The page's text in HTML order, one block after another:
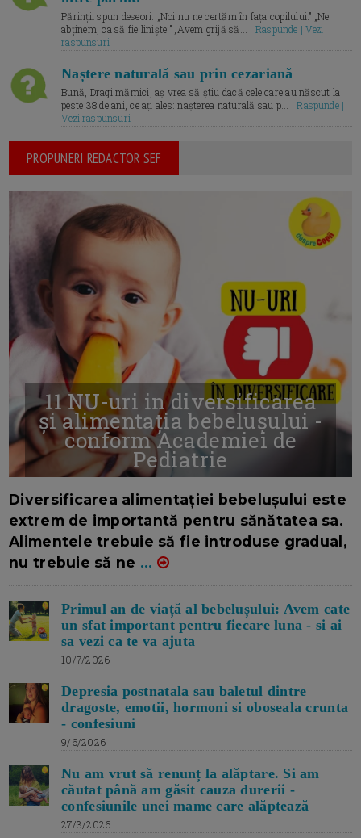
Părinții spun deseori: „Noi nu ne certăm în fața copilului.” „Ne
abținem, ca să fie liniște.” „Avem grijă să... | Raspunde | Vezi
raspunsuri
Naștere naturală sau prin cezariană
Bună, Dragi mămici, aș vrea să știu dacă cele care au născut la
peste 38 de ani, ce ați ales: nașterea naturală sau p... |Raspunde |
Vezi raspunsuri
PROPUNERI REDACTOR SEF
11 NU-uri in diversificarea
și alimentația bebelușului -
conform Academiei de
Pediatrie
Diversificarea alimentației bebelușului este
extrem de importantă pentru sănătatea sa.
Alimentele trebuie să fie introduse gradual,
nu trebuie să ne ...
Primul an de viață al bebelușului: Avem cate
un sfat important pentru fiecare luna - si ai
sa vezi ca te va ajuta
10/7/2026
Depresia postnatala sau baletul dintre
dragoste, emotii, hormoni si oboseala crunta
- confesiuni
9/6/2026
Nu am vrut să renunț la alăptare. Si am
căutat până am găsit cauza durerii -
confesiunile unei mame care alăptează
27/3/2026